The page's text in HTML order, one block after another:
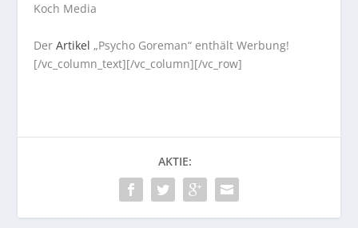
Koch Media
DerArtikel „Psycho Goreman“ enthält Werbung!
[/vc_column_text][/vc_column][/vc_row]
AKTIE: